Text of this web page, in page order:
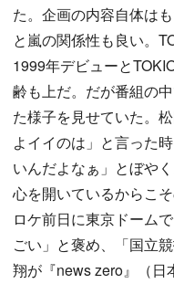
た。企画の内容自体は
と嵐の関係性も良い。
1999年デビューと
齢も上だ。だが番組の
た様子を見せていた。
よイイのは」と言った
いんだよなぁ」とぼや
心を開いているからこ
ロケ前日に東京ドーム
ごい」と褒め、「国立
翔が『news zero』（日